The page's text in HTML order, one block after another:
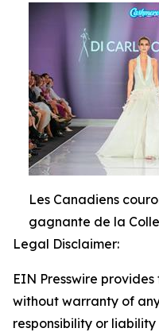
Les Canadiens
gagnante de la
Legal Disclaimer:
EIN Presswire
without warranty of
responsibility or